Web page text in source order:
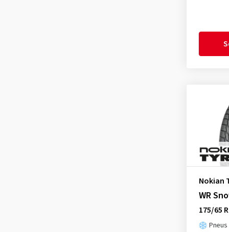
Nokian
WR
175/65